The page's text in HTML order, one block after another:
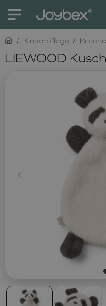
LIEWOOD
homeKinderpflege